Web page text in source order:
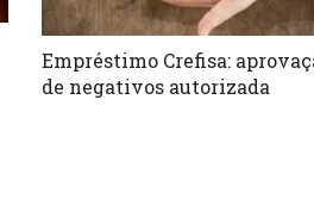
Empréstimo Crefisa:
de negativos autorizada